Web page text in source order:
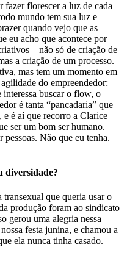
fazer florescer a luz de cada
mundo tem sua luz e
quando vejo que as
eu acho que acontece por
– não só de criação de
a criação de um processo.
mas tem um momento em
do empreendedor:
buscar o flow, o
é tanta “pancadaria” que
é aí que recorro a Clarice
ser um bom ser humano.
Não que eu tenha.
diversidade?
que queria usar o
produção foram ao sindicato
gerou uma alegria nessa
festa junina, e chamou a
ela nunca tinha casado.